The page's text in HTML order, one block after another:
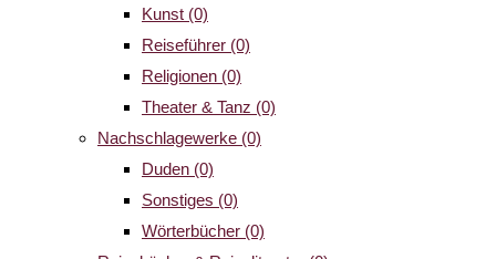
Kunst (0)
Reiseführer (0)
Religionen (0)
Theater & Tanz (0)
Nachschlagewerke (0)
Duden (0)
Sonstiges (0)
Wörterbücher (0)